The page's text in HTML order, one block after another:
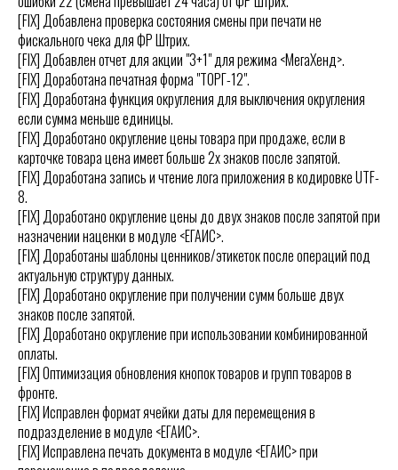
[FIX] Добавлена проверка состояния смены при печати не
фискального чека для ФР Штрих.
[FIX] Добавлен отчет для акции "3+1" для режима <МегаХенд>.
[FIX] Доработана печатная форма "ТОРГ-12".
[FIX] Доработана функция округления для выключения округления
если сумма меньше единицы.
[FIX] Доработано округление цены товара при продаже, если в
карточке товара цена имеет больше 2х знаков после запятой.
[FIX] Доработана запись и чтение лога приложения в кодировке UTF-
8.
[FIX] Доработано округление цены до двух знаков после запятой при
назначении наценки в модуле <ЕГАИС>.
[FIX] Доработаны шаблоны ценников/этикеток после операций под
актуальную структуру данных.
[FIX] Доработано округление при получении сумм больше двух
знаков после запятой.
[FIX] Доработано округление при использовании комбинированной
оплаты.
[FIX] Оптимизация обновления кнопок товаров и групп товаров в
фронте.
[FIX] Исправлен формат ячейки даты для перемещения в
подразделение в модуле <ЕГАИС>.
[FIX] Исправлена печать документа в модуле <ЕГАИС> при